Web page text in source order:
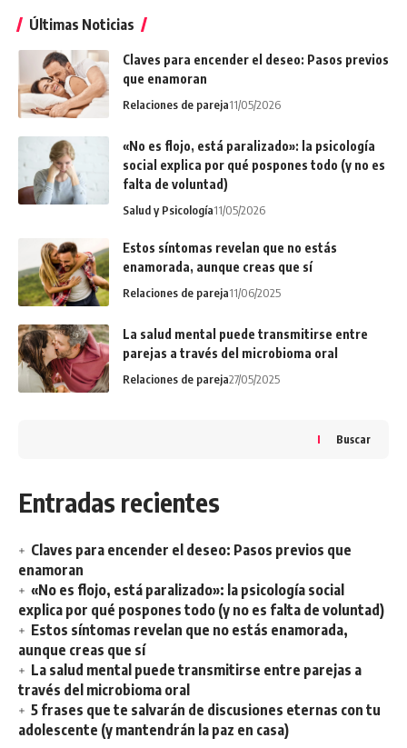
Últimas Noticias
Claves para encender el deseo: Pasos previos
que enamoran
Relaciones de pareja11/05/2026
«No es flojo, está paralizado»: la psicología
social explica por qué pospones todo (y no es
falta de voluntad)
Salud y Psicología11/05/2026
Estos síntomas revelan que no estás
enamorada, aunque creas que sí
Relaciones de pareja11/06/2025
La salud mental puede transmitirse entre
parejas a través del microbioma oral
Relaciones de pareja27/05/2025
Buscar
Entradas recientes
Claves para encender el deseo: Pasos previos que
enamoran
«No es flojo, está paralizado»: la psicología social
explica por qué pospones todo (y no es falta de voluntad)
Estos síntomas revelan que no estás enamorada,
aunque creas que sí
La salud mental puede transmitirse entre parejas a
través del microbioma oral
5 frases que te salvarán de discusiones eternas con tu
adolescente (y mantendrán la paz en casa)